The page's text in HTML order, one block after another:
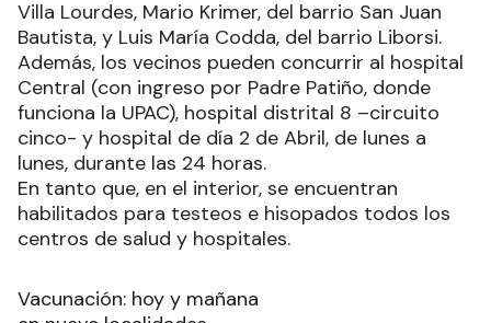
Villa Lourdes, Mario Krimer, del barrio San Juan
Bautista, y Luis María Codda, del barrio Liborsi.
Además, los vecinos pueden concurrir al hospital
Central (con ingreso por Padre Patiño, donde
funciona la UPAC), hospital distrital 8 –circuito
cinco- y hospital de día 2 de Abril, de lunes a
lunes, durante las 24 horas.
En tanto que, en el interior, se encuentran
habilitados para testeos e hisopados todos los
centros de salud y hospitales.
Vacunación: hoy y mañana